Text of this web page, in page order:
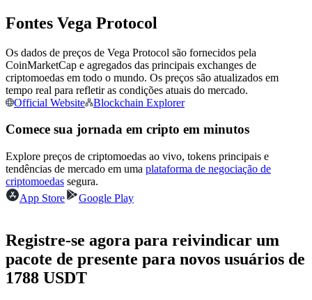
Copiar Trading
Junte-se aos principais traders
Desfrute da partilha de lucros e comissões de copy trading
Fontes Vega Protocol
Os dados de preços de Vega Protocol são fornecidos pela
CoinMarketCap e agregados das principais exchanges de
criptomoedas em todo o mundo. Os preços são atualizados em
tempo real para refletir as condições atuais do mercado.
Official Website
Blockchain Explorer
Comece sua jornada em cripto em minutos
Explore preços de criptomoedas ao vivo, tokens principais e
tendências de mercado em uma plataforma de negociação de
criptomoedas segura.
App Store
Google Play
Registre-se agora para reivindicar um
pacote de presente para novos usuários de
1788 USDT